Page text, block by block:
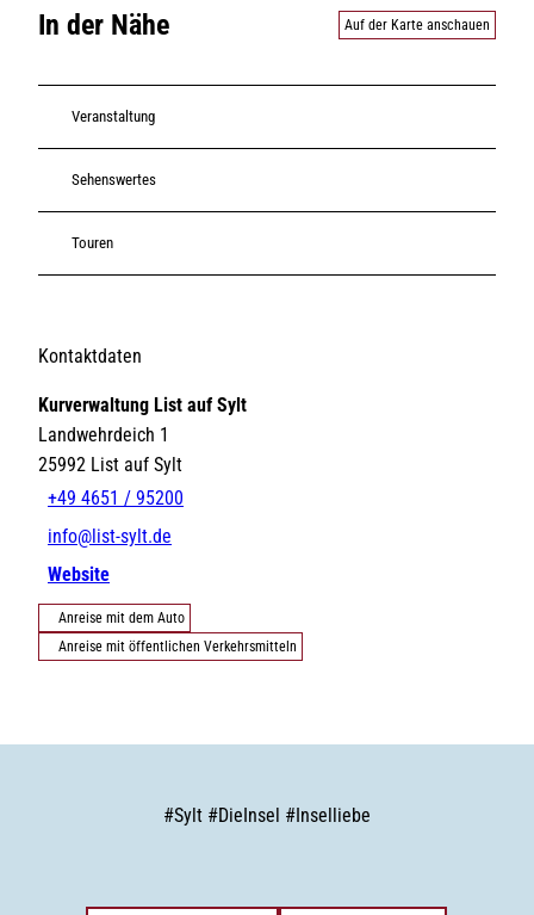
In der Nähe Auf der Karte anschauen
Veranstaltung
Sehenswertes
Touren
Kontaktdaten
Kurverwaltung List auf Sylt
Landwehrdeich 1
25992 List auf Sylt
+49 4651 / 95200
info@list-sylt.de
Website
Anreise mit dem Auto
Anreise mit öffentlichen Verkehrsmitteln
#Sylt #DieInsel #Inselliebe